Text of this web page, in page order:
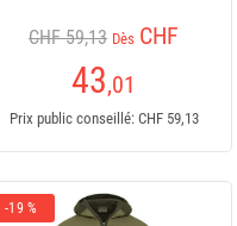
CHF 59,13 Dès CHF
43,01
Prix public conseillé: CHF 59,13
-19 %